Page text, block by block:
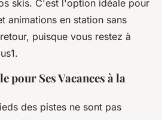
skis. C'est l'option idéale pour
animations en station sans
puisque vous restez à
pour Ses Vacances à la
des pistes ne sont pas